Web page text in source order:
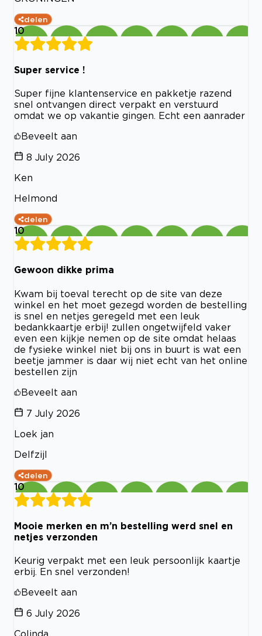
delen
10
Super service !
Super fijne klantenservice en pakketje razend
snel ontvangen direct verpakt en verstuurd
omdat we op vakantie gingen. Echt een aanrader
Beveelt aan
8 July 2026
Ken
Helmond
delen
10
Gewoon dikke prima
Kwam bij toeval terecht op de site van deze
winkel en het moet gezegd worden de bestelling
is snel en netjes geregeld met een leuk
bedankkaartje erbij! zullen ongetwijfeld vaker
even een kijkje nemen op de site omdat helaas
de fysieke winkel niet bij ons in buurt is wat een
beetje jammer is daar wij niet echt van het online
bestellen zijn
Beveelt aan
7 July 2026
Loek jan
Delfzijl
delen
10
Mooie merken en m’n bestelling werd snel en
netjes verzonden
Keurig verpakt met een leuk persoonlijk kaartje
erbij. En snel verzonden!
Beveelt aan
6 July 2026
Colinda